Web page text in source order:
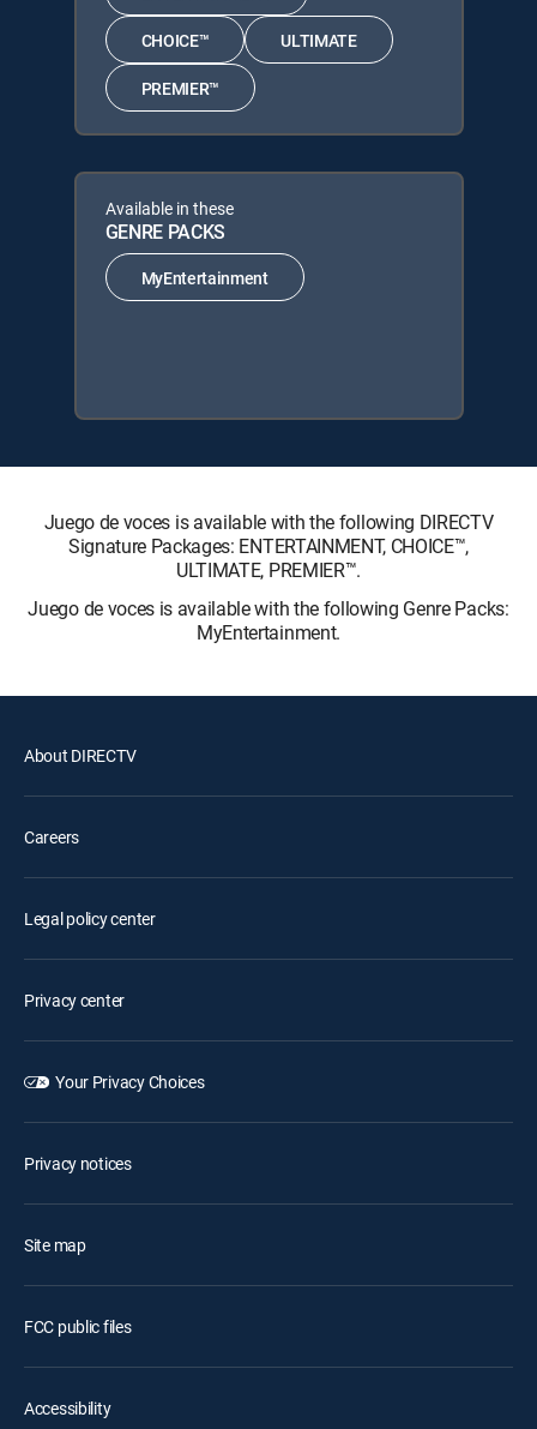
CHOICE™ ULTIMATE
PREMIER™
Available in these
GENRE PACKS
MyEntertainment
Juego de voces is available with the following DIRECTV
Signature Packages: ENTERTAINMENT, CHOICE™,
ULTIMATE, PREMIER™.
Juego de voces is available with the following Genre Packs:
MyEntertainment.
About DIRECTV
Careers
Legal policy center
Privacy center
Your Privacy Choices
Privacy notices
Site map
FCC public files
Accessibility